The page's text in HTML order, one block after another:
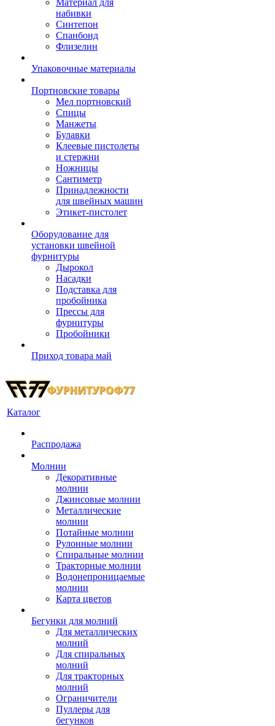
Материал для
набивки
Синтепон
Спанбонд
Флизелин
Упаковочные материалы
Портновские товары
Мел портновский
Спицы
Манжеты
Булавки
Клеевые пистолеты
и стержни
Ножницы
Сантиметр
Принадлежности
для швейных машин
Этикет-пистолет
Оборудование для
установки швейной
фурнитуры
Дырокол
Насадки
Подставка для
пробойника
Прессы для
фурнитуры
Пробойники
Приход товара май
Каталог
Распродажа
Молнии
Декоративные
молнии
Джинсовые молнии
Металлические
молнии
Потайные молнии
Рулонные молнии
Спиральные молнии
Тракторные молнии
Водонепроницаемые
молнии
Карта цветов
Бегунки для молний
Для металлических
молний
Для спиральных
молний
Для тракторных
молний
Ограничители
Пуллеры для
бегунков